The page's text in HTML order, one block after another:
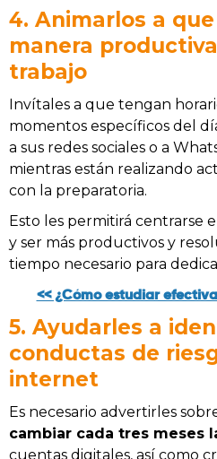
4. Animarlos a
manera
trabajo
Invítales a que tengan
momentos específicos del
a sus redes sociales o a
mientras están realizando
con la preparatoria.
Esto les permitirá centrarse
y ser más productivos y
tiempo necesario para
<< ¿Cómo estudiar
5. Ayudarles a
conductas de
internet
Es necesario advertirles
cambiar cada tres meses
cuentas digitales, así como